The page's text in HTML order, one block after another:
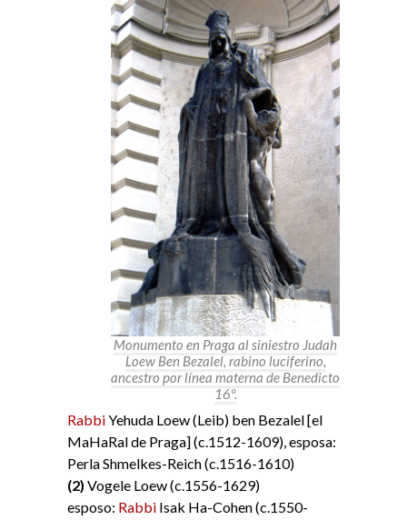
Monumento en Praga al siniestro Judah
Loew Ben Bezalel, rabino luciferino,
ancestro por línea materna de Benedicto
16º.
RabbiYehuda Loew (Leib) ben Bezalel [el
MaHaRal de Praga] (c.1512-1609), esposa:
Perla Shmelkes-Reich (c.1516-1610)
(2) Vogele Loew (c.1556-1629)
esposo: Rabbi Isak Ha-Cohen (c.1550-